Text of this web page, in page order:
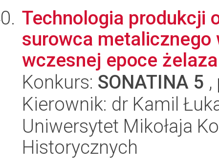
Technologia produkcji
surowca metalicznego
wczesnej epoce
Konkurs: SONATINA 5
Kierownik: dr Kamil
Uniwersytet Mikołaja
Historycznych